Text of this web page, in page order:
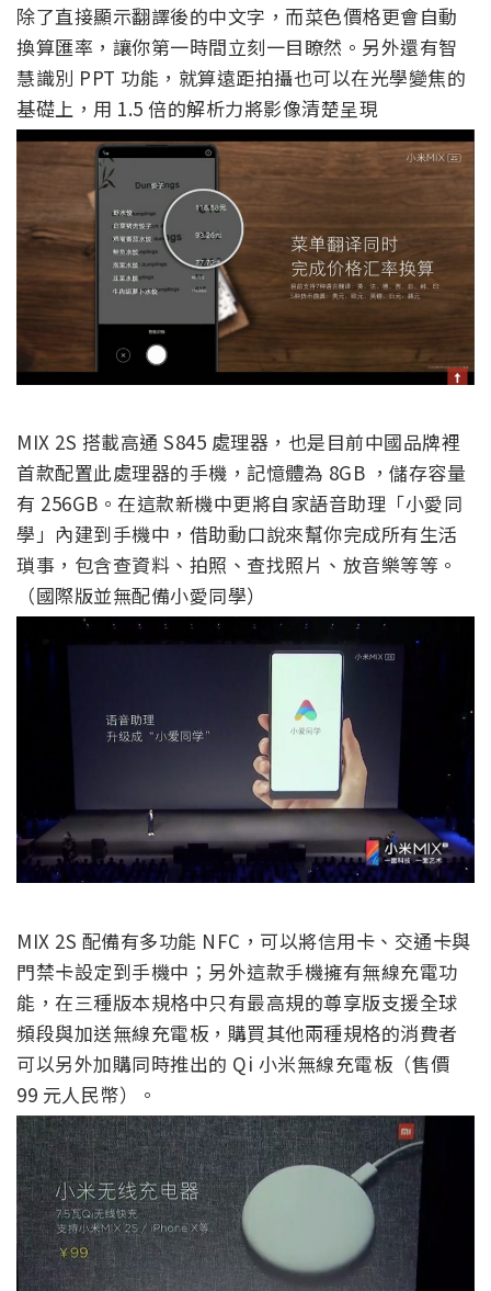
除了直接顯示翻譯後的中文字，而菜色價格更會自動
換算匯率，讓你第一時間立刻一目瞭然。另外還有智
慧識別 PPT 功能，就算遠距拍攝也可以在光學變焦的
基礎上，用 1.5 倍的解析力將影像清楚呈現
MIX 2S 搭載高通 S845 處理器，也是目前中國品牌裡
首款配置此處理器的手機，記憶體為 8GB ，儲存容量
有 256GB。在這款新機中更將自家語音助理「小愛同
學」內建到手機中，借助動口說來幫你完成所有生活
瑣事，包含查資料、拍照、查找照片、放音樂等等。
（國際版並無配備小愛同學）
MIX 2S 配備有多功能 NFC，可以將信用卡、交通卡與
門禁卡設定到手機中；另外這款手機擁有無線充電功
能，在三種版本規格中只有最高規的尊享版支援全球
頻段與加送無線充電板，購買其他兩種規格的消費者
可以另外加購同時推出的 Qi 小米無線充電板（售價
99 元人民幣）。